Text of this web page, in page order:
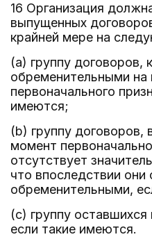
16 Организация
выпущенных
крайней мере на
(a) группу договоров,
обременительными на
первоначального
имеются;
(b) группу договоров,
момент
отсутствует
что впоследствии они
обременительными,
(c) группу
если такие имеются.